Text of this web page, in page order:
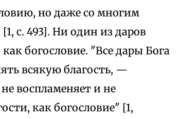
но даже со многим
с. 493]. Ни один из даров
богословие. "Все дары Бога
всякую благость, —
воспламеняет и не
как богословие" [1,